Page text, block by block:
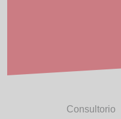
Consultorio